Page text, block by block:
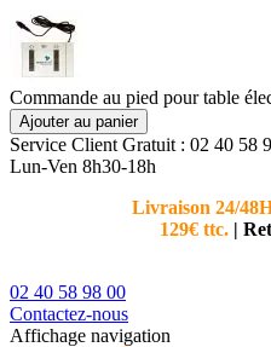
Commande au pied pour table
Ajouter au panier
Service Client Gratuit : 02 40 58
Lun-Ven 8h30-18h
Livraison 24/
129€ ttc. |
02 40 58 98 00
Contactez-nous
Affichage navigation